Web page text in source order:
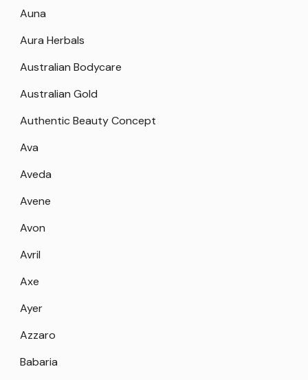
Auna
Aura Herbals
Australian Bodycare
Australian Gold
Authentic Beauty Concept
Ava
Aveda
Avene
Avon
Avril
Axe
Ayer
Azzaro
Babaria